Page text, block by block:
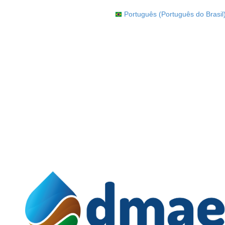
Português (Português do